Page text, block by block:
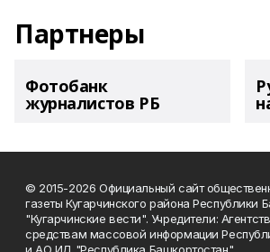
Партнеры
Фотобанк
журналистов РБ
© 2015-2026 Официальный сайт
газеты Кугарчинского района Республики
"Кугарчинские вести". Учредители:
средствам массовой информации